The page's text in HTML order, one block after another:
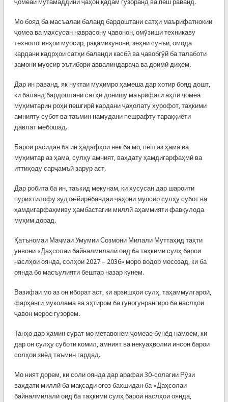
ҷомеаи мутамаддини ҷаҳон қадам гузоранд ва пеш раванд.
Мо бояд ба масъалаи баланд бардоштани сатҳи маърифатнокии
ҷомеа ва махсусан наврасону ҷавонон, омӯзиши техникаву
технологияҳои муосир, рақамикунонӣ, зеҳни сунъӣ, омода
кардани кадрҳои сатҳи баланди касбӣ ва ҷавобгӯй ба талаботи
замони муосир эътибори аввалиндараҷа ва доимӣ диҳем.
Дар ин раванд, як нуктаи муҳимро ҳамеша дар хотир бояд дошт,
ки баланд бардоштани сатҳи донишу маърифати аҳли ҷомеа
муҳимтарин роҳи пешгирӣ кардани ҷаҳолату хурофот, таҳкими
амнияту субот ва таъмин намудани пешрафту тараққиёти
давлат мебошад.
Барои расидан ба ин ҳадафҳои нек ба мо, пеш аз ҳама ва
муҳимтар аз ҳама, сулҳу амният, ваҳдату ҳамдигарфаҳмӣ ва
иттиҳоду сарҷамъӣ зарур аст.
Дар робита ба ин, таъкид мекунам, ки хусусан дар шароити
пурихтилофу зудтағйирёбандаи ҷаҳони муосир сулҳу субот ва
ҳамдигарфаҳмиву ҳамбастагии миллӣ аҳаммияти фавқулода
муҳим дорад.
Қатъномаи Маҷмаи Умумии Созмони Милали Муттаҳид таҳти
унвони «Даҳсолаи байналмилалӣ оид ба таҳкими сулҳ барои
наслҳои оянда, солҳои 2027 – 2036» моро водор месозад, ки ба
оянда бо масъулияти бештар назар кунем.
Вазифаи мо аз он иборат аст, ки арзишҳои сулҳ, таҳаммулгароӣ,
фарҳанги муколама ва эҳтиром ба гуногунрангиро ба наслҳои
ҷавон мерос гузорем.
Танҳо дар ҳамин сурат мо метавонем ҷомеае бунёд намоем, ки
дар он сулҳу суботи комил, амният ва некуаҳволии инсон барои
солҳои зиёд таъмин гардад.
Мо ният дорем, ки соли оянда дар арафаи 30-солагии Рӯзи
ваҳдати миллӣ ба мақсади оғоз бахшидан ба «Даҳсолаи
байналмилалӣ оид ба таҳкими сулҳ барои наслҳои оянда,